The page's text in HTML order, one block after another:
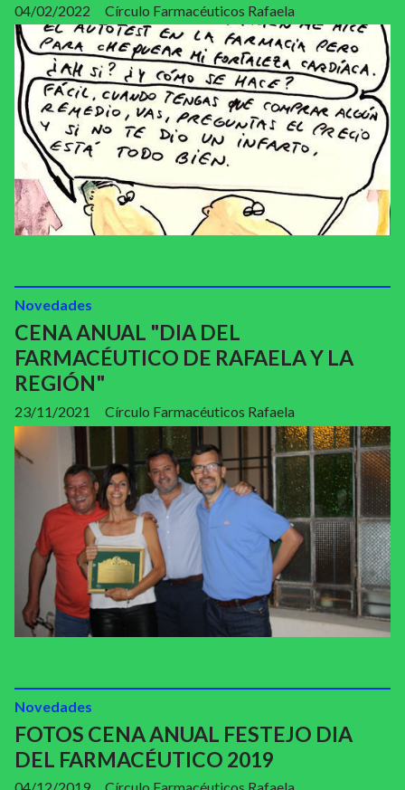
Círculo Farmacéuticos Rafaela
04/02/2022
CENA ANUAL "DIA DEL
FARMACÉUTICO DE RAFAELA Y LA
REGIÓN"
Círculo Farmacéuticos Rafaela
Novedades
23/11/2021
FOTOS CENA ANUAL FESTEJO DIA
DEL FARMACÉUTICO 2019
Novedades